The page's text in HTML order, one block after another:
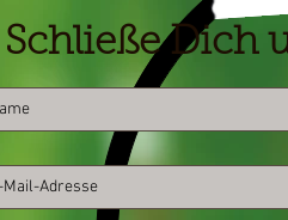
Schließe Dich